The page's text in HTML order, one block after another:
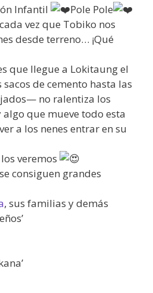
Infantil
Pole Pole
cada vez que Tobiko nos
desde terreno… ¡Qué
que llegue a Lokitaung el
de cemento hasta las
no ralentiza los
que mueve todo esta
a los nenes entrar en su
veremos
consiguen grandes
, sus familias y demás